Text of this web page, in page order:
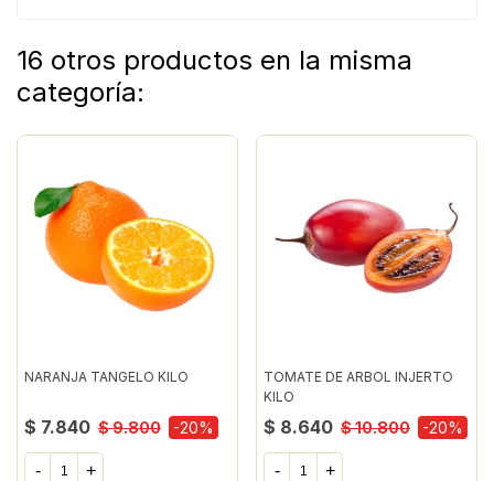
16 otros productos en la misma
categoría:
NARANJA TANGELO KILO
$ 7.840 $ 9.800 -20%
- +
TOMATE DE ARBOL INJERTO
KILO
$ 8.640 $ 10.800 -20%
- +